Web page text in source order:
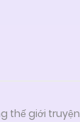
thế giới truyện